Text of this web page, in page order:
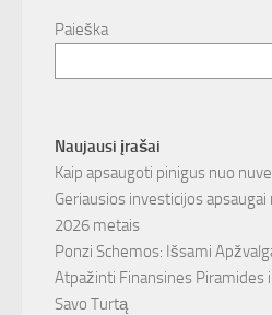
Paieška
Naujausi įrašai
Kaip apsaugoti pinigus nuo
Geriausios investicijos
2026 metais
Ponzi Schemos: Išsami
Atpažinti Finansines Piramides
Savo Turtą